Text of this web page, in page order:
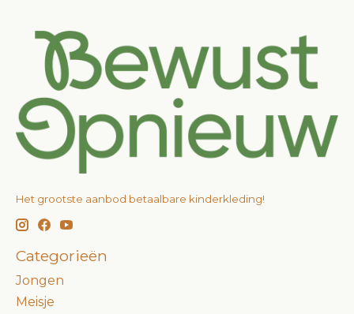
Het grootste aanbod betaalbare kinderkleding!
Categorieën
Jongen
Meisje